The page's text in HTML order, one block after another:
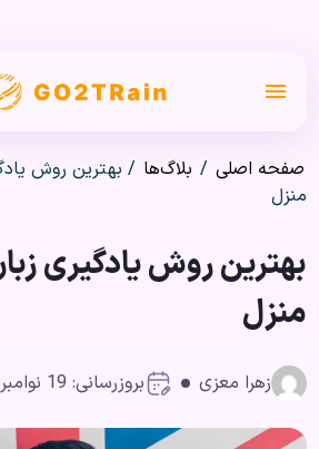
صفحه اصلی / بلاگ‌ها / بهترین روش
منزل
بهترین روش یادگیری
منزل
زهرا معزی بروزرسانی: 19 نوامبر 2025